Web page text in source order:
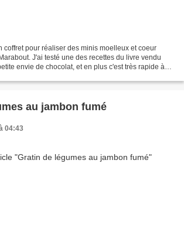
coffret pour réaliser des minis moelleux et coeur
J'ai testé une des recettes du livre vendu
envie de chocolat, et en plus c'est très rapide à
au jambon fumé
04:43